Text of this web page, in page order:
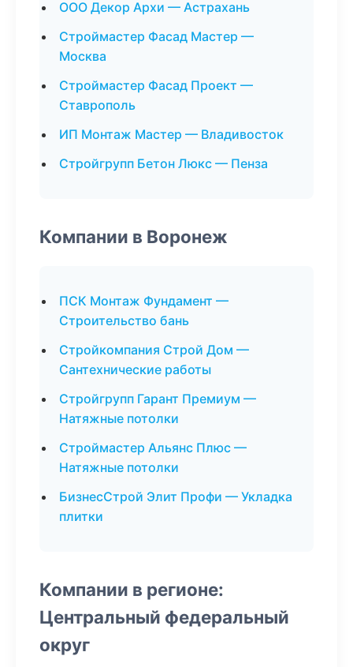
ООО Декор Архи — Астрахань
Строймастер Фасад Мастер —
Москва
Строймастер Фасад Проект —
Ставрополь
ИП Монтаж Мастер — Владивосток
Стройгрупп Бетон Люкс — Пенза
Компании в Воронеж
ПСК Монтаж Фундамент —
Строительство бань
Стройкомпания Строй Дом —
Сантехнические работы
Стройгрупп Гарант Премиум —
Натяжные потолки
Строймастер Альянс Плюс —
Натяжные потолки
БизнесСтрой Элит Профи — Укладка
плитки
Компании в регионе:
Центральный федеральный
округ